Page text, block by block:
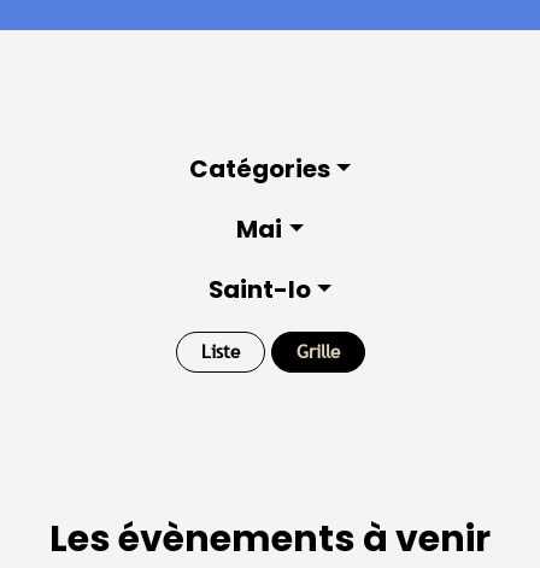
Catégories
Mai
Saint-lo
Liste Grille
Les évènements à venir